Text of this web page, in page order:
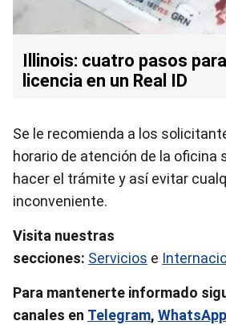
Illinois: cuatro pasos
licencia en un Real ID
Se le recomienda a los
horario de atención de la oficina
hacer el trámite y así evitar
inconveniente.
Visita nuestras
secciones: Servicios e
Para mantenerte informado
canales en Telegram, WhatsApp